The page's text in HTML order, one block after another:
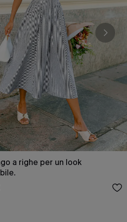
a righe per un look